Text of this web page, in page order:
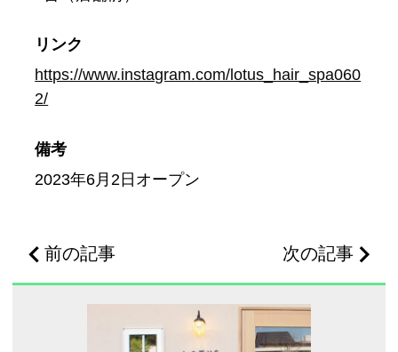
リンク
https://www.instagram.com/lotus_hair_spa060
2/
備考
2023年6月2日オープン
前の記事 次の記事